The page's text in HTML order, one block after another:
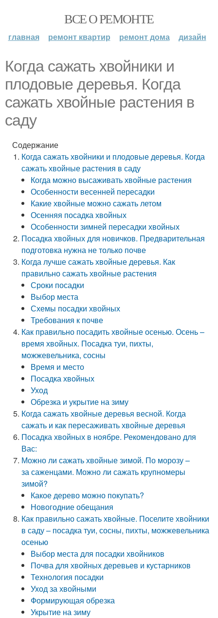
ВСЕ О РЕМОНТЕ
главная ремонт квартир ремонт дома дизайн
Когда сажать хвойники и
плодовые деревья. Когда
сажать хвойные растения в
саду
Содержание
Когда сажать хвойники и плодовые деревья. Когда
сажать хвойные растения в саду
Когда можно высаживать хвойные растения
Особенности весенней пересадки
Какие хвойные можно сажать летом
Осенняя посадка хвойных
Особенности зимней пересадки хвойных
Посадка хвойных для новичков. Предварительная
подготовка нужна не только почве
Когда лучше сажать хвойные деревья. Как
правильно сажать хвойные растения
Сроки посадки
Выбор места
Схемы посадки хвойных
Требования к почве
Как правильно посадить хвойные осенью. Осень –
время хвойных. Посадка туи, пихты,
можжевельника, сосны
Время и место
Посадка хвойных
Уход
Обрезка и укрытие на зиму
Когда сажать хвойные деревья весной. Когда
сажать и как пересаживать хвойные деревья
Посадка хвойных в ноябре. Рекомендовано для
Вас:
Можно ли сажать хвойные зимой. По морозу –
за саженцами. Можно ли сажать крупномеры
зимой?
Какое дерево можно покупать?
Новогодние обещания
Как правильно сажать хвойные. Поселите хвойники
в саду – посадка туи, сосны, пихты, можжевельника
осенью
Выбор места для посадки хвойников
Почва для хвойных деревьев и кустарников
Технология посадки
Уход за хвойными
Формирующая обрезка
Укрытие на зиму